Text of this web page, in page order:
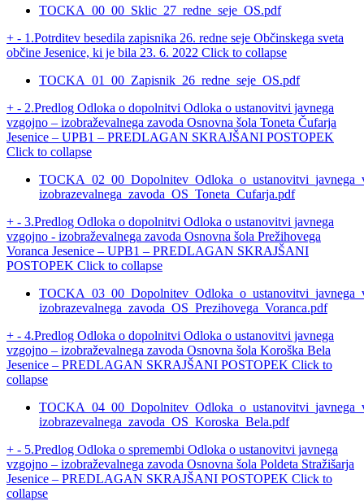
TOCKA_00_00_Sklic_27_redne_seje_OS.pdf
+ - 1.Potrditev besedila zapisnika 26. redne seje Občinskega sveta
občine Jesenice, ki je bila 23. 6. 2022 Click to collapse
TOCKA_01_00_Zapisnik_26_redne_seje_OS.pdf
+ - 2.Predlog Odloka o dopolnitvi Odloka o ustanovitvi javnega
vzgojno – izobraževalnega zavoda Osnovna šola Toneta Čufarja
Jesenice – UPB1 – PREDLAGAN SKRAJŠANI POSTOPEK
Click to collapse
izobrazevalnega_zavoda_OS_Toneta_Cufarja.pdf
+ - 3.Predlog Odloka o dopolnitvi Odloka o ustanovitvi javnega
vzgojno - izobraževalnega zavoda Osnovna šola Prežihovega
Voranca Jesenice – UPB1 – PREDLAGAN SKRAJŠANI
POSTOPEK Click to collapse
izobrazevalnega_zavoda_OS_Prezihovega_Voranca.pdf
+ - 4.Predlog Odloka o dopolnitvi Odloka o ustanovitvi javnega
vzgojno – izobraževalnega zavoda Osnovna šola Koroška Bela
Jesenice – PREDLAGAN SKRAJŠANI POSTOPEK Click to
collapse
izobrazevalnega_zavoda_OS_Koroska_Bela.pdf
+ - 5.Predlog Odloka o spremembi Odloka o ustanovitvi javnega
vzgojno – izobraževalnega zavoda Osnovna šola Poldeta Stražišarja
Jesenice – PREDLAGAN SKRAJŠANI POSTOPEK Click to
collapse